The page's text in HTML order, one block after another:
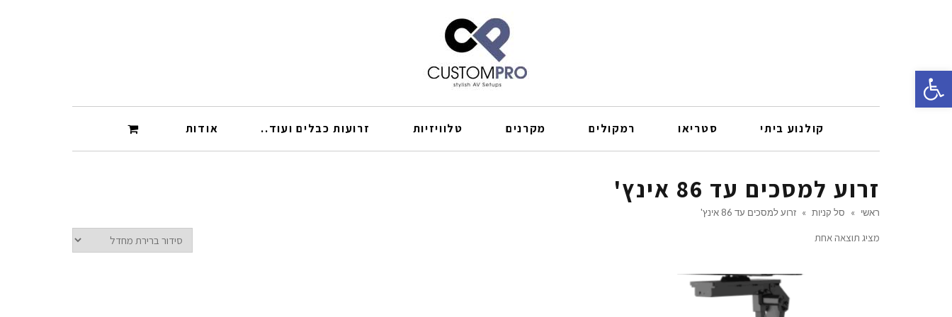
קולנוע ביתי סטריאו רמקולים מקרנים טלוויזיות זרועות כבלים ועוד.. אודות
זרוע למסכים עד 86 אינץ'
ראשי » סל קניות » זרוע למסכים עד 86 אינץ'
מציג תוצאה אחת
פתח סרגל נגישות